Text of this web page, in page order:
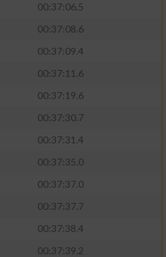
00:37:06.5
00:37:08.6
00:37:09.4
00:37:11.6
00:37:19.6
00:37:30.7
00:37:31.4
00:37:35.0
00:37:37.0
00:37:37.7
00:37:38.4
00:37:39.2